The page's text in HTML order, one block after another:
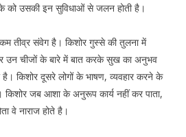
को उसकी इन सुविधाओं से जलन होती है।
तीव्र संवेग है। किशोर गुस्से की तुलना में
उन चीजों के बारे में बात करके सुख का अनुभव
किशोर दूसरे लोगों के भाषण, व्यवहार करने के
किशोर जब आशा के अनुरूप कार्य नहीं कर पाता,
वे नाराज होते है।